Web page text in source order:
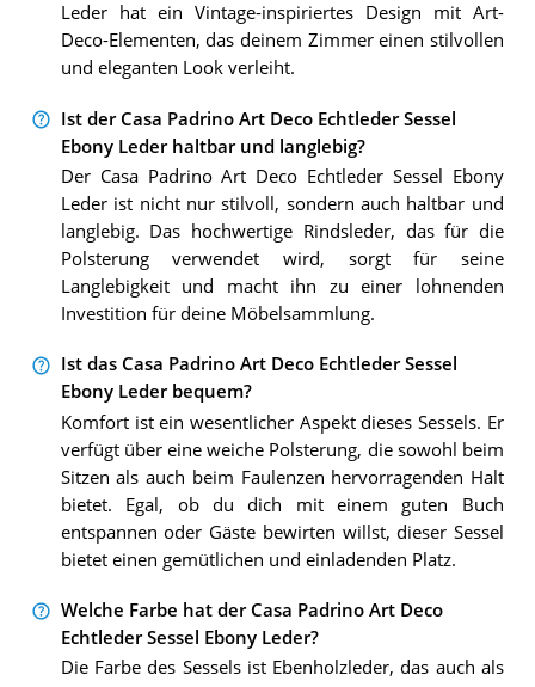
Leder hat ein Vintage-inspiriertes Design mit Art-
Deco-Elementen, das deinem Zimmer einen stilvollen
und eleganten Look verleiht.
Ist der Casa Padrino Art Deco Echtleder Sessel
Ebony Leder haltbar und langlebig?
Der Casa Padrino Art Deco Echtleder Sessel Ebony
Leder ist nicht nur stilvoll, sondern auch haltbar und
langlebig. Das hochwertige Rindsleder, das für die
Polsterung verwendet wird, sorgt für seine
Langlebigkeit und macht ihn zu einer lohnenden
Investition für deine Möbelsammlung.
Ist das Casa Padrino Art Deco Echtleder Sessel
Ebony Leder bequem?
Komfort ist ein wesentlicher Aspekt dieses Sessels. Er
verfügt über eine weiche Polsterung, die sowohl beim
Sitzen als auch beim Faulenzen hervorragenden Halt
bietet. Egal, ob du dich mit einem guten Buch
entspannen oder Gäste bewirten willst, dieser Sessel
bietet einen gemütlichen und einladenden Platz.
Welche Farbe hat der Casa Padrino Art Deco
Echtleder Sessel Ebony Leder?
Die Farbe des Sessels ist Ebenholzleder, das auch als